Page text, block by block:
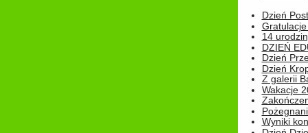
Dzień
14
DZIEŃ
Dzień
Dzień
Z galerii
Wakacje
Wyniki